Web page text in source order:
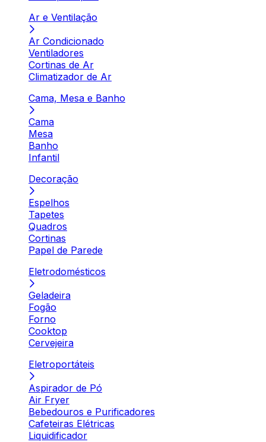
Ar e Ventilação
Ar Condicionado
Ventiladores
Cortinas de Ar
Climatizador de Ar
Cama, Mesa e Banho
Cama
Mesa
Banho
Infantil
Decoração
Espelhos
Tapetes
Quadros
Cortinas
Papel de Parede
Eletrodomésticos
Geladeira
Fogão
Forno
Cooktop
Cervejeira
Eletroportáteis
Aspirador de Pó
Air Fryer
Bebedouros e Purificadores
Cafeteiras Elétricas
Liquidificador